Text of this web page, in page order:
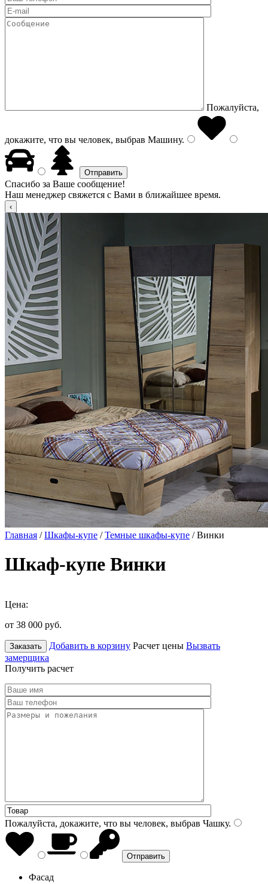
Пожалуйста,
докажите, что вы человек, выбрав Машину.
Спасибо за Ваше сообщение!
Наш менеджер свяжется с Вами в ближайшее время.
Главная /Шкафы-купе /Темные шкафы-купе / Винки
Шкаф-купе Винки
Цена:
от 38 000 руб.
Заказать Добавить в корзину Расчет цены Вызвать
замерщика
Получить расчет
Пожалуйста, докажите, что вы человек, выбрав Чашку.
Фасад